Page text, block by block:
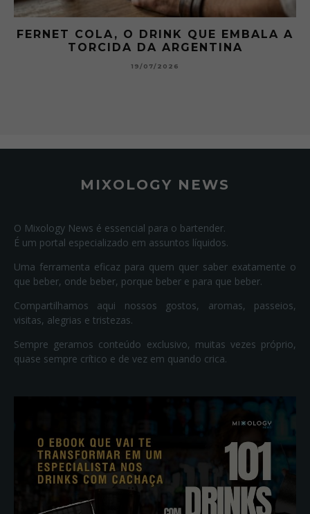
GIBSON: O PICLES QUE MUDOU A
HISTÓRIA DOS MARTINI
15/07/2026
MIXOLOGY NEWS
O Mixology News é essencial para o bartender.
É um portal especializado em assuntos líquidos.
Uma ferramenta eficaz para quem quer saber exatamente o
que beber, onde beber, porque beber e para que beber.
Compartilhamos aqui nossos gostos, aromas, passeios,
visitas, alegrias e tristezas.
Sempre geramos conteúdo exclusivo, muitas vezes próprio,
quase sempre crítico e de vez em quando crica.